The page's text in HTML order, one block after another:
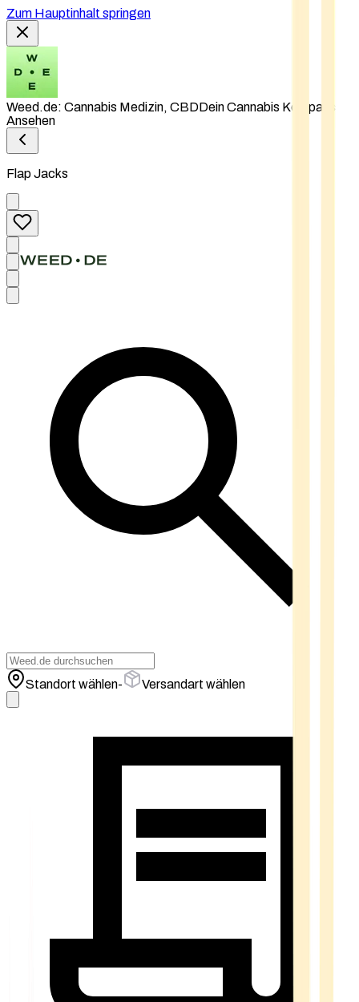
Zum Hauptinhalt springen
Weed.de: Cannabis Medizin, CBDDein Cannabis Kompass
Ansehen
Flap Jacks
Standort wählen- Versandart wählen